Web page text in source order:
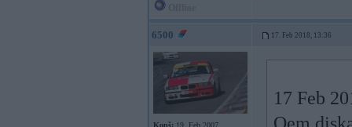
6500 17. Feb 2018, 13:36
Kopš: 19. Feb 2007
17 Feb